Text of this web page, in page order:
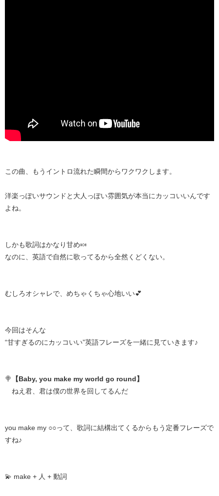
この曲、もうイントロ流れた瞬間からワクワクします。
洋楽っぽいサウンドと大人っぽい雰囲気が本当にカッコいいんです
よね。
しかも歌詞はかなり甘め🍬
なのに、英語で自然に歌ってるから全然くどくない。
むしろオシャレで、めちゃくちゃ心地いい💕
今回はそんな
“甘すぎるのにカッコいい”英語フレーズを一緒に見ていきます♪
🍭
【Baby, you make my world go round】
ねえ君、君は僕の世界を回してるんだ
you make my ○○って、歌詞に結構出てくるからもう定番フレーズで
すね♪
💫 make + 人 + 動詞